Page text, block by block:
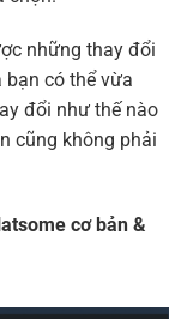
những thay đổi
có thể vừa
đổi như thế nào
cũng không phải
cơ bản &